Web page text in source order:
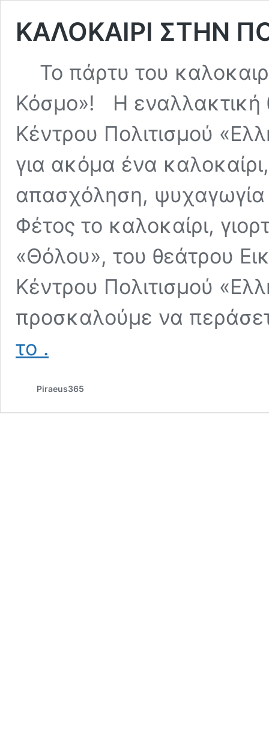
ΚΑΛΟΚΑΙΡΙ ΣΤΗΝ
Το πάρτυ του
Κόσμο»! Η εναλλακτική
Κέντρου Πολιτισμού
για ακόμα ένα
απασχόληση, ψυχαγωγία
Φέτος το καλοκαίρι,
«Θόλου», του θεάτρου
Κέντρου Πολιτισμού
προσκαλούμε να
το
ΣΤΗΝ
.
Piraeus365